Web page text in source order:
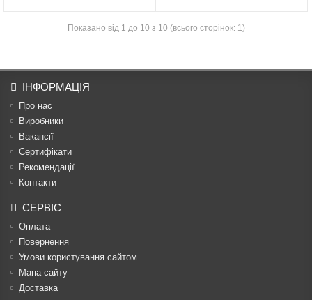
Показано від 1 до 10 з 10 (всього сторінок: 1)
ІНФОРМАЦІЯ
Про нас
Виробники
Вакансії
Сертифікати
Рекомендації
Контакти
СЕРВІС
Оплата
Повернення
Умови користування сайтом
Мапа сайту
Доставка